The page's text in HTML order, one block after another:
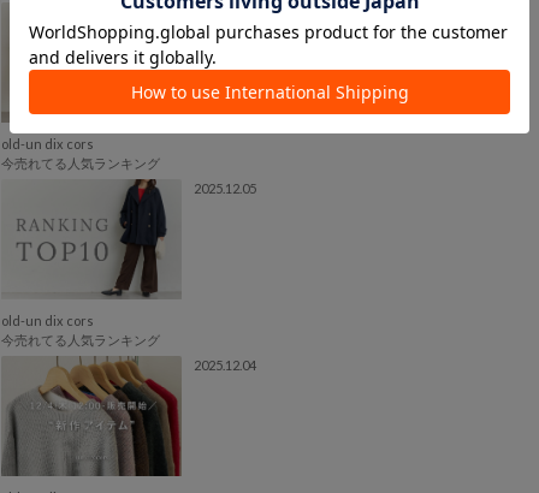
2025.12.12
old-un dix cors
今売れてる人気ランキング
2025.12.05
old-un dix cors
今売れてる人気ランキング
2025.12.04